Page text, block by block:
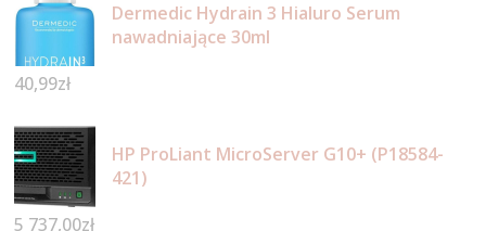
Dermedic Hydrain 3 Hialuro Serum
nawadniające 30ml
40,99zł
HP ProLiant MicroServer G10+ (P18584-
421)
5 737,00zł